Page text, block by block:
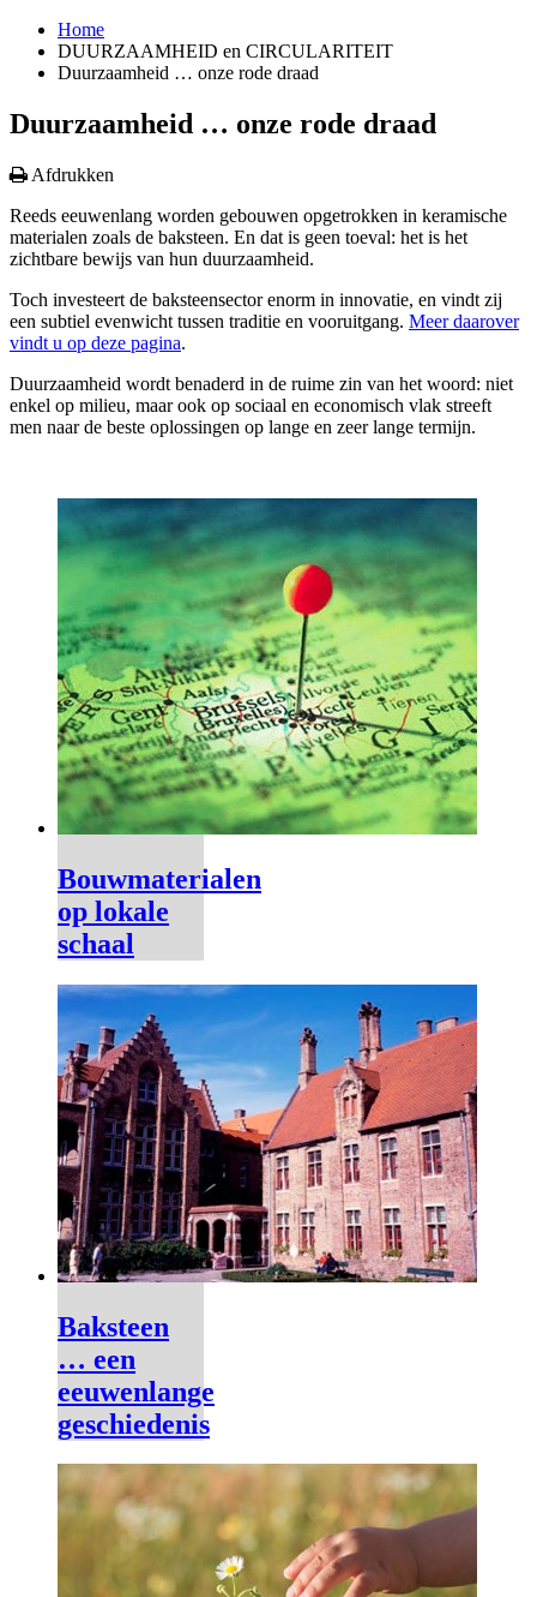
Home
DUURZAAMHEID en CIRCULARITEIT
Duurzaamheid … onze rode draad
Duurzaamheid … onze rode draad
Afdrukken
Reeds eeuwenlang worden gebouwen opgetrokken in keramische
materialen zoals de baksteen. En dat is geen toeval: het is het
zichtbare bewijs van hun duurzaamheid.
Toch investeert de baksteensector enorm in innovatie, en vindt zij
een subtiel evenwicht tussen traditie en vooruitgang. Meer daarover
vindt u op deze pagina.
Duurzaamheid wordt benaderd in de ruime zin van het woord: niet
enkel op milieu, maar ook op sociaal en economisch vlak streeft
men naar de beste oplossingen op lange en zeer lange termijn.
Bouwmaterialen
op lokale
schaal
Baksteen
… een
eeuwenlange
geschiedenis